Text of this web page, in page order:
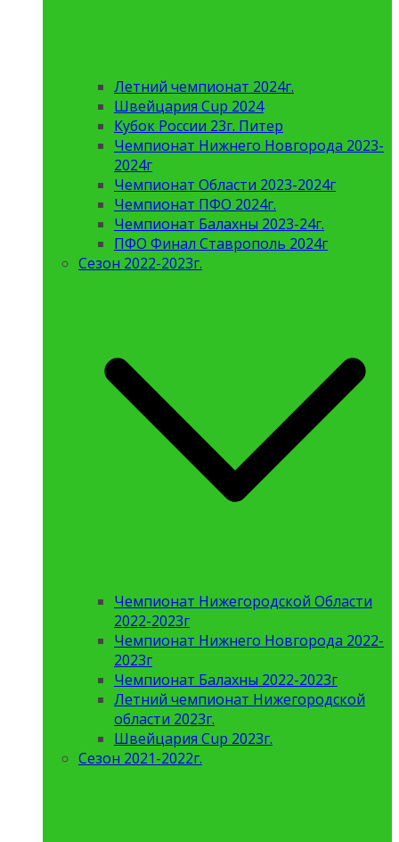
Летний чемпионат 2024г.
Швейцария Cup 2024
Кубок России 23г. Питер
Чемпионат Нижнего Новгорода 2023-
2024г
Чемпионат Области 2023-2024г
Чемпионат ПФО 2024г.
Чемпионат Балахны 2023-24г.
ПФО Финал Ставрополь 2024г
Сезон 2022-2023г.
Чемпионат Нижегородской Области
2022-2023г
Чемпионат Нижнего Новгорода 2022-
2023г
Чемпионат Балахны 2022-2023г
Летний чемпионат Нижегородской
области 2023г.
Швейцария Cup 2023г.
Сезон 2021-2022г.